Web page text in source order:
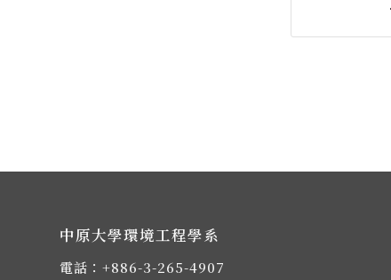
中原大學環境工程學系
電話： +886-3-265-4907